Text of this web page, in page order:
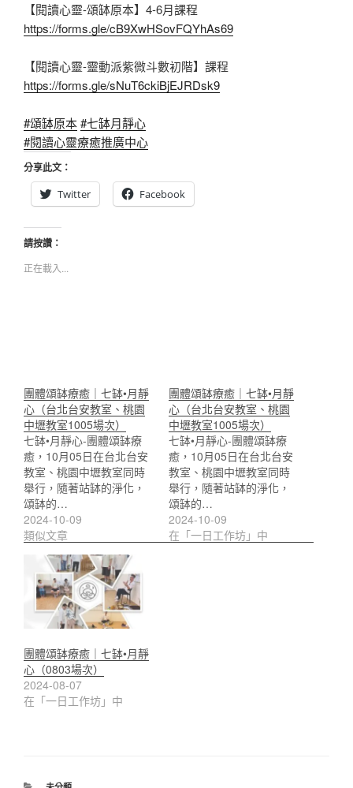
【閱讀心靈-頌缽原本】4-6月課程
https://forms.gle/cB9XwHSovFQYhAs69
【閱讀心靈-靈動派紫微斗數初階】課程
https://forms.gle/sNuT6ckiBjEJRDsk9
#頌缽原本#七缽月靜心
#閱讀心靈療癒推廣中心
分享此文：
Twitter
Facebook
請按讚：
正在載入...
團體頌缽療癒｜七缽•月靜
心（台北台安教室、桃園
中壢教室1005場次）
七缽•月靜心-團體頌缽療
癒，10月05日在台北台安
教室、桃園中壢教室同時
舉行，隨著站缽的淨化，
頌缽的…
2024-10-09
類似文章
團體頌缽療癒｜七缽•月靜
心（台北台安教室、桃園
中壢教室1005場次）
七缽•月靜心-團體頌缽療
癒，10月05日在台北台安
教室、桃園中壢教室同時
舉行，隨著站缽的淨化，
頌缽的…
2024-10-09
在「一日工作坊」中
團體頌缽療癒｜七缽•月靜
心（0803場次）
2024-08-07
在「一日工作坊」中